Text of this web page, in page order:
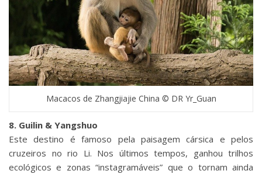
Macacos de Zhangjiajie China © DR Yr_Guan
8. Guilin & Yangshuo
Este destino é famoso pela paisagem cársica e pelos
cruzeiros no rio Li. Nos últimos tempos, ganhou trilhos
ecológicos e zonas “instagramáveis” que o tornam ainda